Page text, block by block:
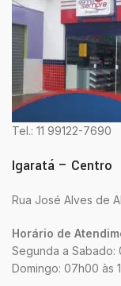
Tel.: 11 99122-7690
Igaratá – Centro
Rua José Alves de
Horário de
Segunda a Sabado:
Domingo: 07h00 às